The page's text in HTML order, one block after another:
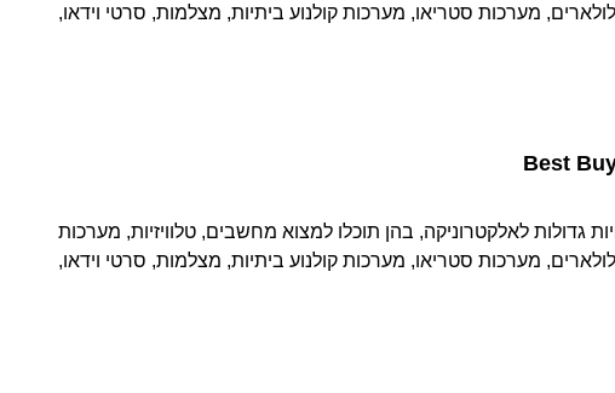
מערכות סטריאו, מערכות קולנוע ביתיות, מצלמות, סרטי וידאו,
Best
גדולות לאלקטרוניקה, בהן תוכלו למצוא מחשבים, טלוויזיות, מערכות
מערכות סטריאו, מערכות קולנוע ביתיות, מצלמות, סרטי וידאו,